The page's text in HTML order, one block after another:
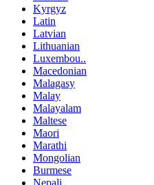
Kyrgyz
Latin
Latvian
Lithuanian
Luxembou..
Macedonian
Malagasy
Malay
Malayalam
Maltese
Maori
Marathi
Mongolian
Burmese